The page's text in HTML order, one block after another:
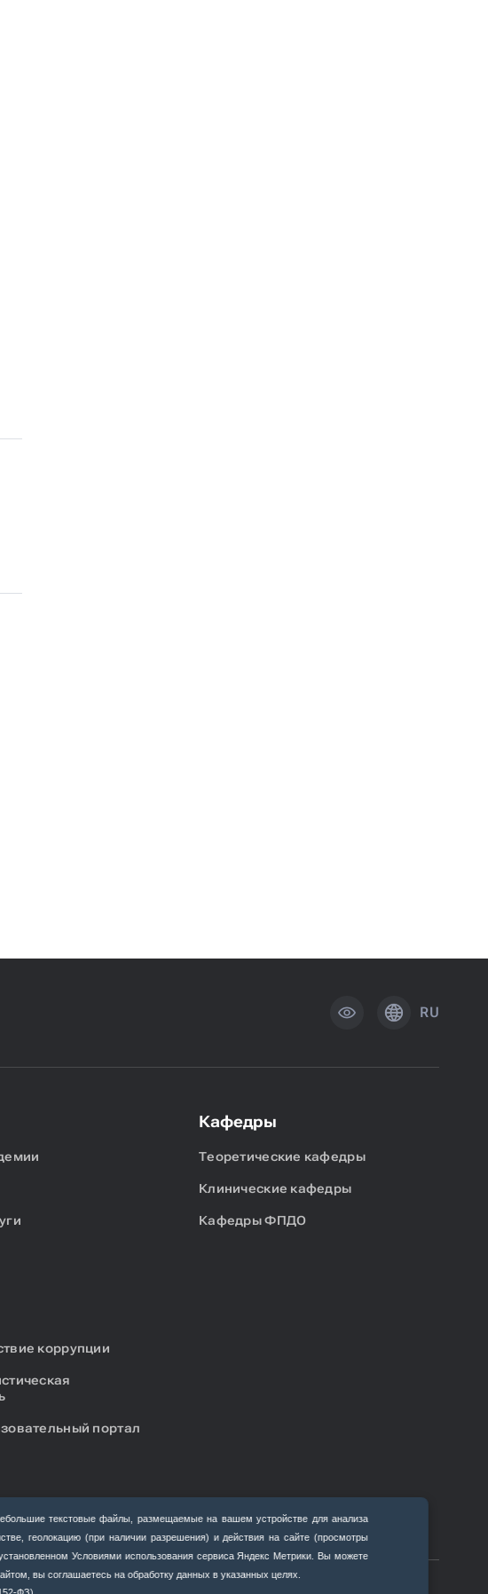
текстовые файлы, размещаемые на вашем устройстве для анализа
геолокацию (при наличии разрешения) и действия на сайте (просмотры
Условиями использования сервиса Яндекс Метрики. Вы можете
вы соглашаетесь на обработку данных в указанных целях.
RU
коррупции
портал
Кафедры
Теоретические кафедры
Клинические кафедры
Кафедры ФПДО